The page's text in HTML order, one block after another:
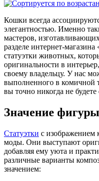
Кошки всегда
элегантностью. Именно
мастеров,
разделе интернет-магазина
статуэтки животных,
оригинальности в
своему владельцу. У нас
выполненного в комичной
вы точно никогда не будете
Значение
Статуэтки с изображением
моды. Они выступают
добавляя ему уюта и
различные варианты
значением: